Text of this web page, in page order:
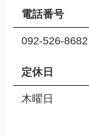
電話番号
092-526-8682
定休日
木曜日